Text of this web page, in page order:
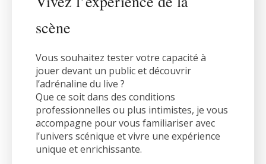
scène
Vous souhaitez tester votre capacité à
jouer devant un public et découvrir
l’adrénaline du live ?
Que ce soit dans des conditions
professionnelles ou plus intimistes, je vous
accompagne pour vous familiariser avec
l’univers scénique et vivre une expérience
unique et enrichissante.